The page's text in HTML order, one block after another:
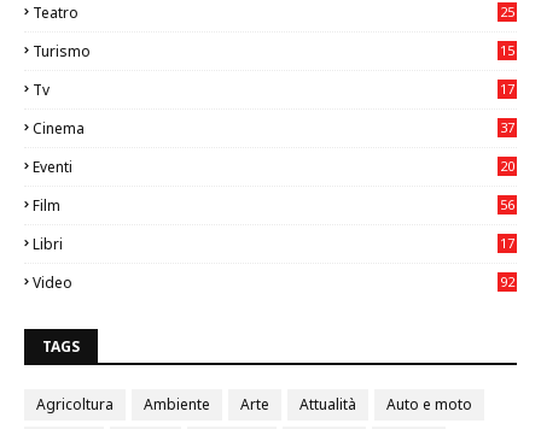
Teatro
25
Turismo
15
Tv
17
Cinema
37
Eventi
20
Film
56
Libri
17
Video
92
TAGS
Agricoltura Ambiente Arte Attualità
Auto e moto